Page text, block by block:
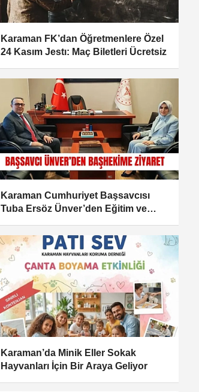
Karaman FK’dan Öğretmenlere Özel
24 Kasım Jestı: Maç Biletleri Ücretsiz
Karaman Cumhuriyet Başsavcısı
Tuba Ersöz Ünver’den Eğitim ve
Karaman’da Minik Eller Sokak
Hayvanları İçin Bir Araya Geliyor